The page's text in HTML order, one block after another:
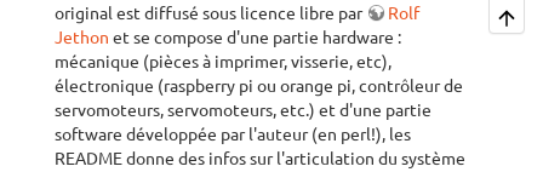
original est diffusé sous licence libre par
Rolf
Jethon et se compose d'une partie hardware :
mécanique (pièces à imprimer, visserie, etc),
électronique (raspberry pi ou orange pi, contrôleur de
servomoteurs, servomoteurs, etc.) et d'une partie
software développée par l'auteur (en perl!), les
README donne des infos sur l'articulation du système